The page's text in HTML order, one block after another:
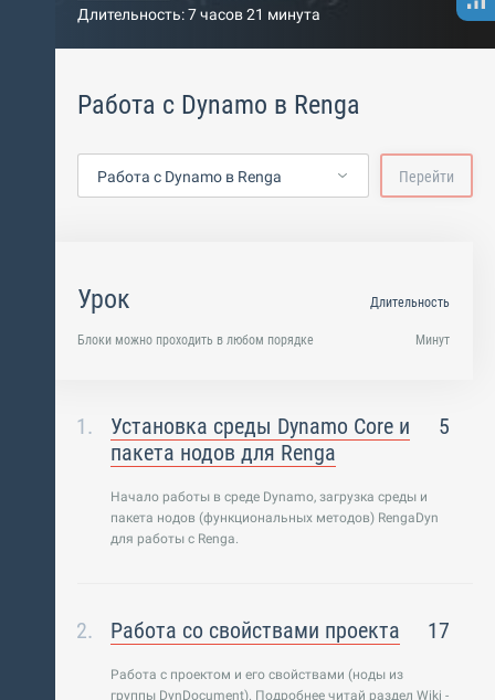
Длительность: 7 часов 21 минута
Работа с Dynamo в Renga
Работа с Dynamo в Renga Перейти
Урок
Блоки можно проходить в любом порядке
Длительность
Минут
Установка среды Dynamo Core и
пакета нодов для Renga
5
Начало работы в среде Dynamo, загрузка среды и
пакета нодов (функциональных методов) RengaDyn
для работы с Renga.
Работа со свойствами проекта 17
Работа с проектом и его свойствами (ноды из
группы DynDocument). Подробнее читай раздел Wiki -